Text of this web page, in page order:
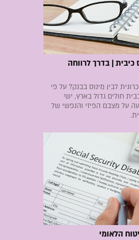
כיבית | בדרך לרווחה
לבין מינוס בבנק? על פי
מחקר שנערך לאחרונה בבית חולים גדול בארץ, יש¹
על מצבם הפיזי והנפשי של
הלאומי